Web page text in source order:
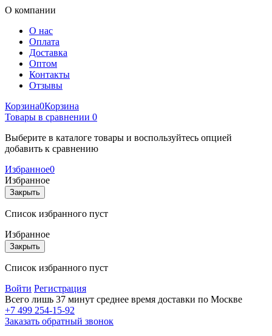
О компании
О нас
Оплата
Доставка
Оптом
Контакты
Отзывы
Корзина0Корзина
Товары в сравнении 0
Выберите в каталоге товары и воспользуйтесь опцией
добавить к сравнению
Избранное0
Избранное
Закрыть
Список избранного пуст
Избранное
Закрыть
Список избранного пуст
Войти Регистрация
Всего лишь 37 минут среднее время доставки по Москве
+7 499 254-15-92
Заказать обратный звонок